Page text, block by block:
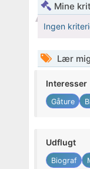
Mine
Ingen
Lær
Interesser
Gåture
Udflugt
Biograf